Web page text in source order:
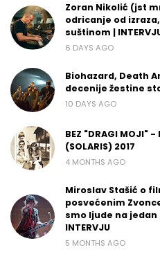
Zoran Nikolić (jst
odricanje od
suštinom |
6 DAYS AGO
Biohazard, Death
decenije žestine
10 DAYS AGO
BEZ "DRAGI MOJI"
(SOLARIS) 2017
4 MONTHS AGO
Miroslav Stašić o
posvećenim
smo ljude na
INTERVJU
5 MONTHS AGO